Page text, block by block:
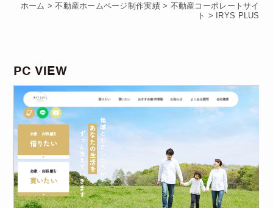
ホーム >不動産ホームページ制作実績> 不動産コーポレートサイ
ト > IRYS PLUS
PC VIEW